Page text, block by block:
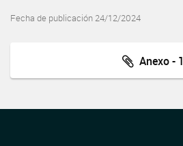
Fecha de publicación 24/12/2024
Anexo - 1